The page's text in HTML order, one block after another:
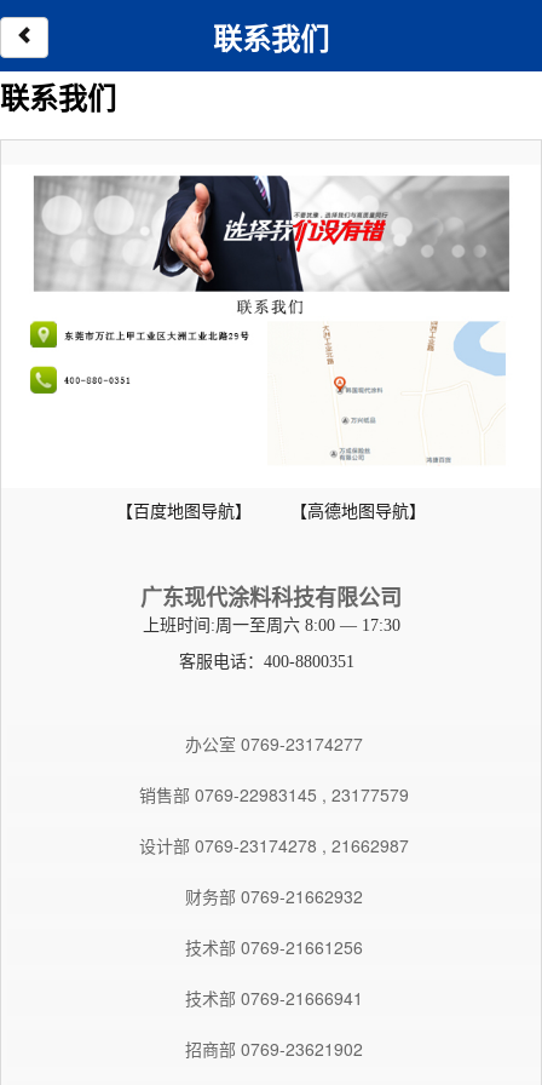
联系我们
联系我们
【 百度地图导航】 【高德地图导航】
广东现代涂料科技有限公司
上班时间:周一至周六 8:00 — 17:30
客服电话：400-8800351
办公室 0769-23174277
销售部 0769-22983145 , 23177579
设计部 0769-23174278 , 21662987
财务部 0769-21662932
技术部 0769-21661256
技术部 0769-21666941
招商部 0769-23621902